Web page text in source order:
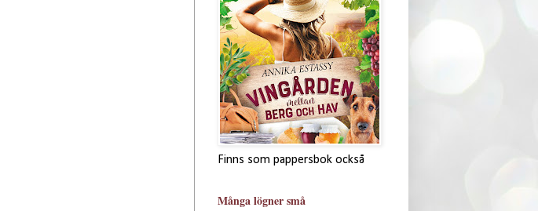
Finns som pappersbok också
Många lögner små